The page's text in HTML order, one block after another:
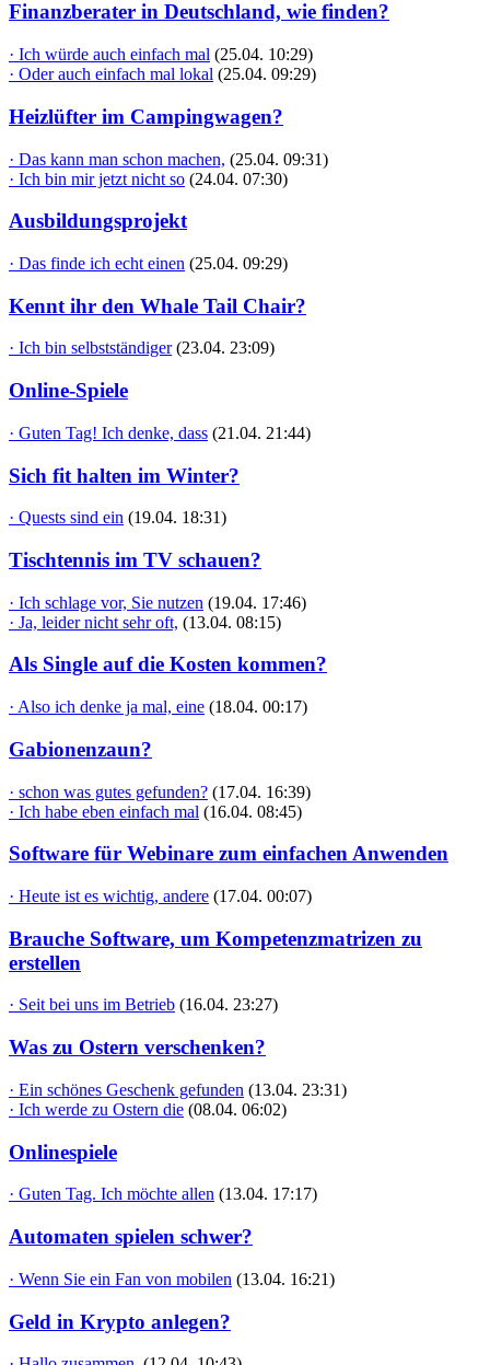
Finanzberater in Deutschland, wie finden?
· Ich würde auch einfach mal (25.04. 10:29)
· Oder auch einfach mal lokal (25.04. 09:29)
Heizlüfter im Campingwagen?
· Das kann man schon machen, (25.04. 09:31)
· Ich bin mir jetzt nicht so (24.04. 07:30)
Ausbildungsprojekt
· Das finde ich echt einen (25.04. 09:29)
Kennt ihr den Whale Tail Chair?
· Ich bin selbstständiger (23.04. 23:09)
Online-Spiele
· Guten Tag! Ich denke, dass (21.04. 21:44)
Sich fit halten im Winter?
· Quests sind ein (19.04. 18:31)
Tischtennis im TV schauen?
· Ich schlage vor, Sie nutzen (19.04. 17:46)
· Ja, leider nicht sehr oft, (13.04. 08:15)
Als Single auf die Kosten kommen?
· Also ich denke ja mal, eine (18.04. 00:17)
Gabionenzaun?
· schon was gutes gefunden? (17.04. 16:39)
· Ich habe eben einfach mal (16.04. 08:45)
Software für Webinare zum einfachen Anwenden
· Heute ist es wichtig, andere (17.04. 00:07)
Brauche Software, um Kompetenzmatrizen zu
erstellen
· Seit bei uns im Betrieb (16.04. 23:27)
Was zu Ostern verschenken?
· Ein schönes Geschenk gefunden (13.04. 23:31)
· Ich werde zu Ostern die (08.04. 06:02)
Onlinespiele
· Guten Tag. Ich möchte allen (13.04. 17:17)
Automaten spielen schwer?
· Wenn Sie ein Fan von mobilen (13.04. 16:21)
Geld in Krypto anlegen?